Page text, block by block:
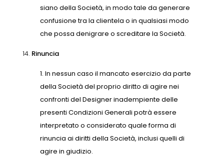
siano della Società, in modo tale da generare
confusione tra la clientela o in qualsiasi modo
che possa denigrare o screditare la Società.
14. Rinuncia
In nessun caso il mancato esercizio da parte
della Società del proprio diritto di agire nei
confronti del Designer inadempiente delle
presenti Condizioni Generali potrà essere
interpretato o considerato quale forma di
rinuncia ai diritti della Società, inclusi quelli di
agire in giudizio.